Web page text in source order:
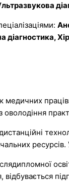
медичних
оволодіння